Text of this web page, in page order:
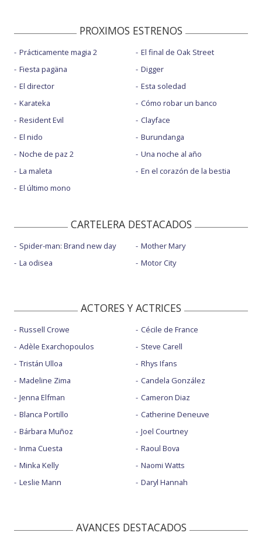
PROXIMOS ESTRENOS
Prácticamente magia 2
Fiesta pagäna
El director
Karateka
Resident Evil
El nido
Noche de paz 2
La maleta
El último mono
El final de Oak Street
Digger
Esta soledad
Cómo robar un banco
Clayface
Burundanga
Una noche al año
En el corazón de la bestia
CARTELERA DESTACADOS
Spider-man: Brand new day
La odisea
Mother Mary
Motor City
ACTORES Y ACTRICES
Russell Crowe
Adèle Exarchopoulos
Tristán Ulloa
Madeline Zima
Jenna Elfman
Blanca Portillo
Bárbara Muñoz
Inma Cuesta
Minka Kelly
Leslie Mann
Cécile de France
Steve Carell
Rhys Ifans
Candela González
Cameron Diaz
Catherine Deneuve
Joel Courtney
Raoul Bova
Naomi Watts
Daryl Hannah
AVANCES DESTACADOS